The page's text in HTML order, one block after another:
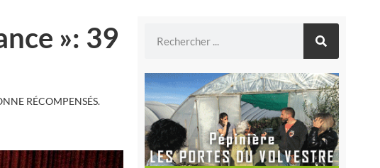
»: 39
RÉCOMPENSÉS.